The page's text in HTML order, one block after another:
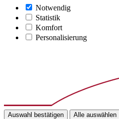
Notwendig
Statistik
Komfort
Personalisierung
Auswahl bestätigen Alle auswählen